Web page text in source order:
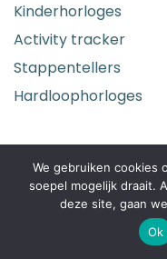
Kinderhorloges
Activity tracker
Stappentellers
Hardloophorloges
Meest
GPS
van 2026
We gebruiken cookies
soepel mogelijk draait.
deze site, gaan
Ok